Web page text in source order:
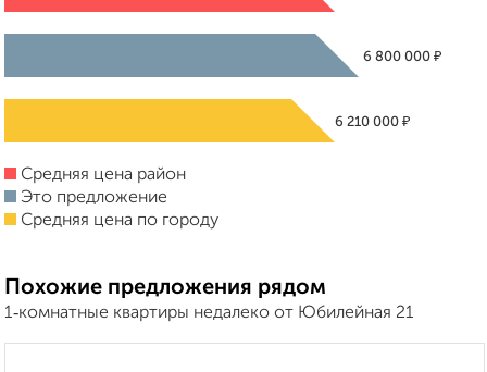
6 800 000 ₽
6 210 000 ₽
Средняя цена район
Это предложение
Средняя цена по городу
Похожие предложения рядом
1‑комнатные квартиры недалеко от Юбилейная 21